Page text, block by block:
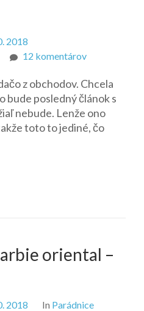
2018
12 komentárovna
z obchodov. Chcela
bude posledný článok s
nebude. Lenže ono
toto to jediné, čo
oriental –
2018 In Parádnice